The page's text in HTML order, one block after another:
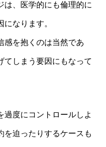
は、医学的にも倫理的に
なります。
感を抱くのは当然であ
てしまう要因にもなって
過度にコントロールしよ
を迫ったりするケースも